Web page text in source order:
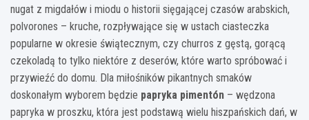
nugat z migdałów i miodu o historii sięgającej czasów arabskich,
polvorones – kruche, rozpływające się w ustach ciasteczka
popularne w okresie świątecznym, czy churros z gęstą, gorącą
czekoladą to tylko niektóre z deserów, które warto spróbować i
przywieźć do domu. Dla miłośników pikantnych smaków
doskonałym wyborem będzie papryka pimentón – wędzona
papryka w proszku, która jest podstawą wielu hiszpańskich dań, w